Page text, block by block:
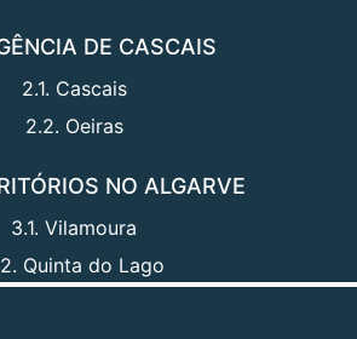
DE CASCAIS
2.1. Cascais
2.2. Oeiras
NO ALGARVE
3.1. Vilamoura
Quinta do Lago